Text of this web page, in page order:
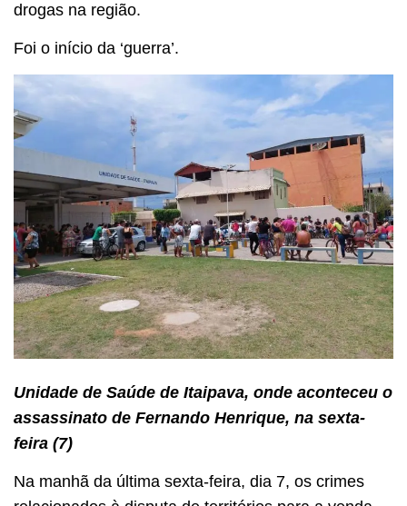
drogas na região.
Foi o início da ‘guerra’.
Unidade de Saúde de Itaipava, onde aconteceu o
assassinato de Fernando Henrique, na sexta-
feira (7)
Na manhã da última sexta-feira, dia 7, os crimes